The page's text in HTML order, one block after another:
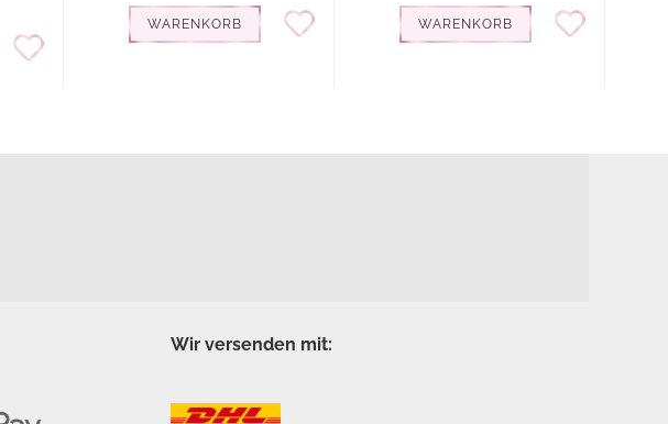
WARENKORB WARENKORB
Wir versenden mit: